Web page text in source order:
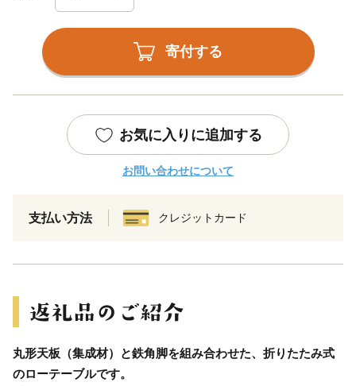
寄付する
お気に入りに追加する
お問い合わせについて
支払い方法 クレジットカード
丸形天板（集成材）と鉄角脚を組み合わせた、折りたたみ式
のローテーブルです。